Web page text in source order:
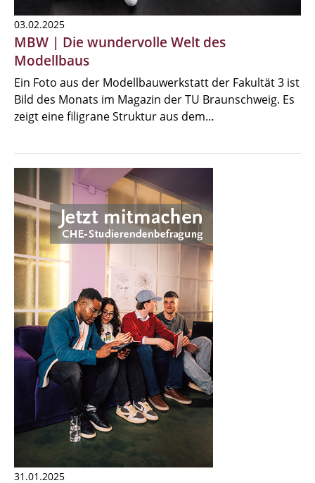
03.02.2025
MBW | Die wundervolle Welt des
Modellbaus
Ein Foto aus der Modellbauwerkstatt der Fakultät 3 ist
Bild des Monats im Magazin der TU Braunschweig. Es
zeigt eine filigrane Struktur aus dem…
31.01.2025